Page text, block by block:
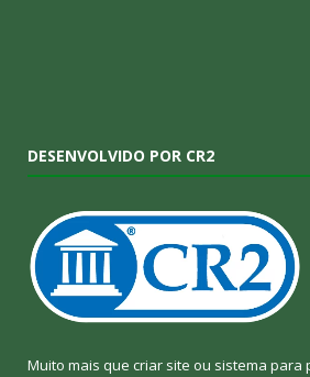
DESENVOLVIDO POR CR2
Muito mais que criar site ou sistema para